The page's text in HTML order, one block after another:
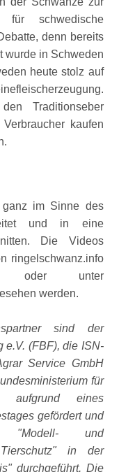
für schwedische
denn bereits
wurde in Schweden
heute stolz auf
Traditionseber
kaufen
im Sinne des
und in eine
Die Videos
ringelschwanz.info
oder unter
werden.
sind der
e.V. (FBF), die ISN-
Service GmbH
für
aufgrund eines
gefördert und
Modell- und
in der
durchgeführt. Die